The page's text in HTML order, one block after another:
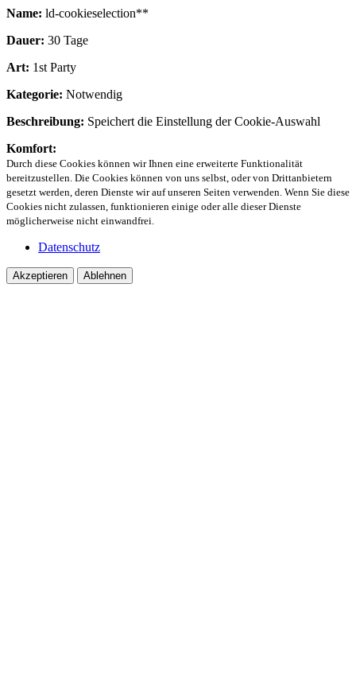
Name: ld-cookieselection**
Dauer: 30 Tage
Art: 1st Party
Kategorie: Notwendig
Beschreibung: Speichert die Einstellung der Cookie-Auswahl
Komfort:
Durch diese Cookies können wir Ihnen eine erweiterte Funktionalität
bereitzustellen. Die Cookies können von uns selbst, oder von Drittanbietern
gesetzt werden, deren Dienste wir auf unseren Seiten verwenden. Wenn Sie diese
Cookies nicht zulassen, funktionieren einige oder alle dieser Dienste
möglicherweise nicht einwandfrei.
Datenschutz
Akzeptieren Ablehnen